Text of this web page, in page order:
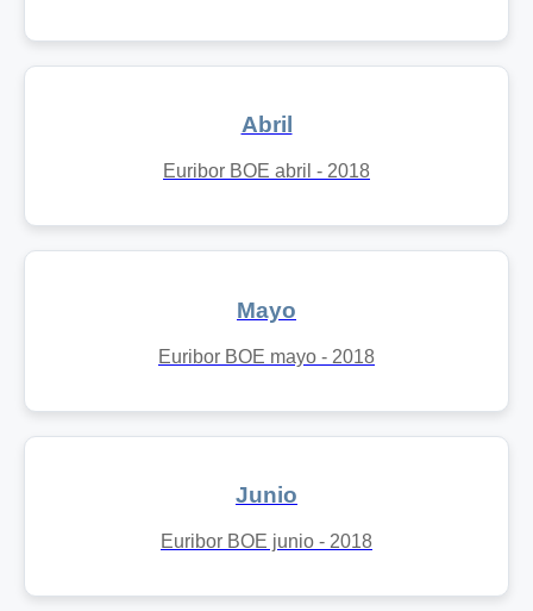
Abril
Euribor BOE abril - 2018
Mayo
Euribor BOE mayo - 2018
Junio
Euribor BOE junio - 2018